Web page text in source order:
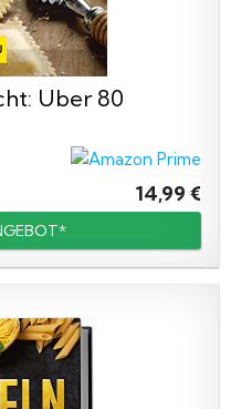
Über 80
14,99 €